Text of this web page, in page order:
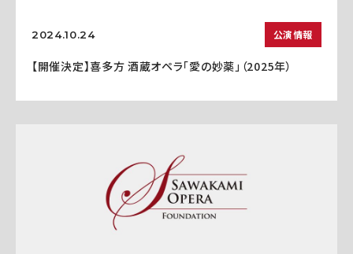
2024.10.24 公演情報
【開催決定】喜多方 酒蔵オペラ「愛の妙薬」（2025年）